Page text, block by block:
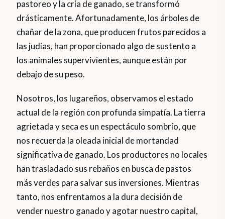
pastoreo y la cría de ganado, se transformó
drásticamente. Afortunadamente, los árboles de
chañar de la zona, que producen frutos parecidos a
las judías, han proporcionado algo de sustento a
los animales supervivientes, aunque están por
debajo de su peso.
Nosotros, los lugareños, observamos el estado
actual de la región con profunda simpatía. La tierra
agrietada y seca es un espectáculo sombrío, que
nos recuerda la oleada inicial de mortandad
significativa de ganado. Los productores no locales
han trasladado sus rebaños en busca de pastos
más verdes para salvar sus inversiones. Mientras
tanto, nos enfrentamos a la dura decisión de
vender nuestro ganado y agotar nuestro capital,